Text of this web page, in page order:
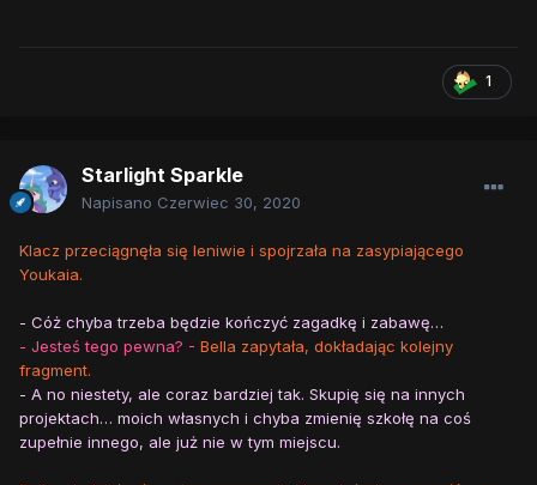
1
Starlight Sparkle
Napisano Czerwiec 30, 2020
Klacz przeciągnęła się leniwie i spojrzała na zasypiającego
Youkaia.
- Cóż chyba trzeba będzie kończyć zagadkę i zabawę…
- Jesteś tego pewna? - Bella zapytała, dokładając kolejny
fragment.
- A no niestety, ale coraz bardziej tak. Skupię się na innych
projektach… moich własnych i chyba zmienię szkołę na coś
zupełnie innego, ale już nie w tym miejscu.